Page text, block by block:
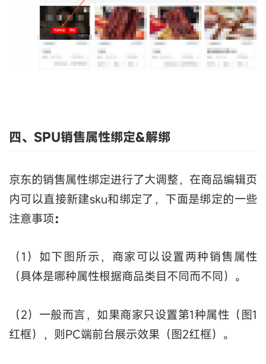
四、SPU销售属性绑定&解绑
京东的销售属性绑定进行了大调整，在商品编辑页
内可以直接新建sku和绑定了，下面是绑定的一些
注意事项：
（1）如下图所示，商家可以设置两种销售属性
（具体是哪种属性根据商品类目不同而不同）。
（2）一般而言，如果商家只设置第1种属性（图1
红框），则PC端前台展示效果（图2红框）。